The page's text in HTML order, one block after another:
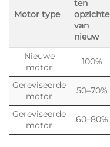
Motor type
ten
opzichte
van
nieuw
Nieuwe
motor
100%
Gereviseerde
motor
50–70%
Gereviseerde
motor
60–80%